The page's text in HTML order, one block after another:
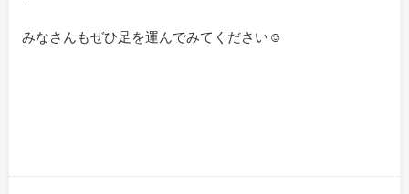
みなさんもぜひ足を運んでみてください☺